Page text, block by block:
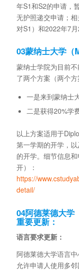
年S1和S2的申请，
无护照递交申请；
对S1）和2022年7
03蒙纳士大学（
蒙纳士学院为目前
了两个方案（两个方
一是来到蒙纳士
二是获得20%学
以上方案适用于
第一学期的开学，
的开学。细节信息
开）：
https://
detail/
04阿德莱德大学
重要更新：
语言要求更新：
阿德莱德大学语言
允许申请人使用多